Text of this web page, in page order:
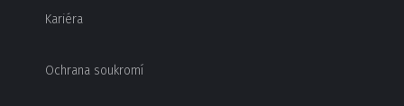
Kariéra
Ochrana soukromí